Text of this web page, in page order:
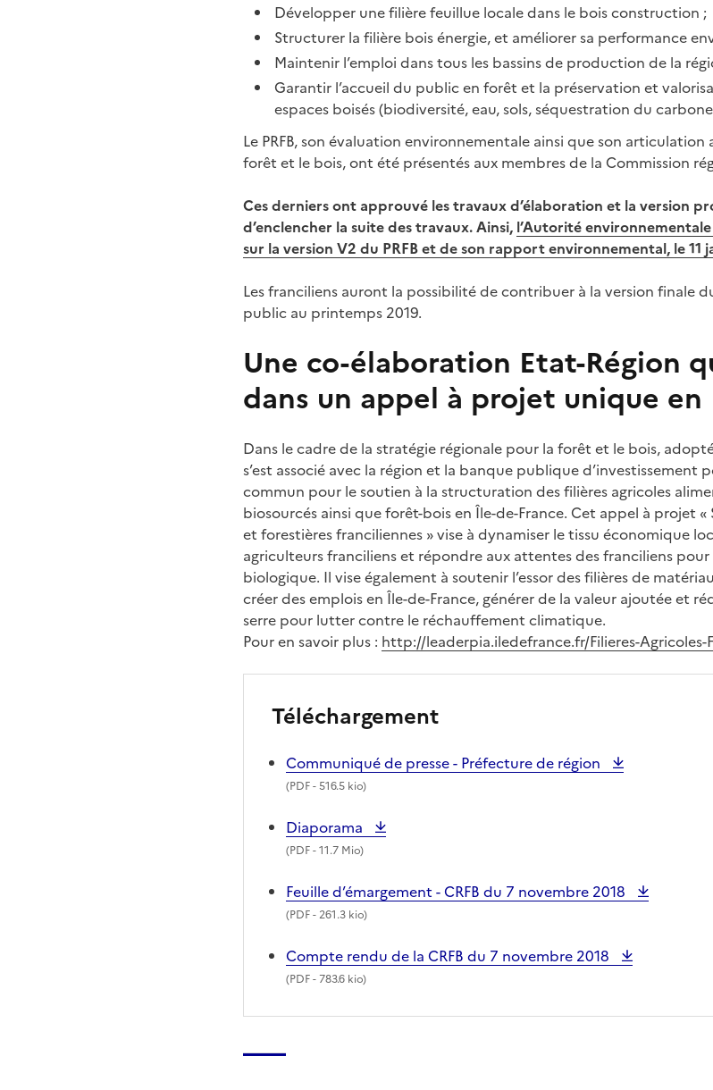
Développer une filière feuillue locale dans le bois construction ;
Structurer la filière bois énergie, et améliorer sa performance
Maintenir l’emploi dans tous les bassins de production de la
Garantir l’accueil du public en forêt et la préservation et
espaces boisés (biodiversité, eau, sols, séquestration du
Le PRFB, son évaluation environnementale ainsi que son
forêt et le bois, ont été présentés aux membres de la Commission
Ces derniers ont approuvé les travaux d’élaboration et la version
d’enclencher la suite des travaux. Ainsi, l’Autorité
sur la version V2 du PRFB et de son rapport environnemental, le 11
Les franciliens auront la possibilité de contribuer à la version finale
public au printemps 2019.
Une co-élaboration Etat-Région
dans un appel à projet unique en
Dans le cadre de la stratégie régionale pour la forêt et le bois,
s’est associé avec la région et la banque publique d’investissement
commun pour le soutien à la structuration des filières agricoles
biosourcés ainsi que forêt-bois en Île-de-France. Cet appel à projet
et forestières franciliennes » vise à dynamiser le tissu économique
agriculteurs franciliens et répondre aux attentes des franciliens
biologique. Il vise également à soutenir l’essor des filières de
créer des emplois en Île-de-France, générer de la valeur ajoutée et
serre pour lutter contre le réchauffement climatique.
Pour en savoir plus : http://leaderpia.iledefrance.fr/Filieres-Agricoles-
Téléchargement
Communiqué de presse - Préfecture de région
(PDF- 516.5 kio)
Diaporama
(PDF- 11.7 Mio)
Feuille d’émargement - CRFB du 7 novembre 2018
(PDF- 261.3 kio)
Compte rendu de la CRFB du 7 novembre 2018
(PDF- 783.6 kio)